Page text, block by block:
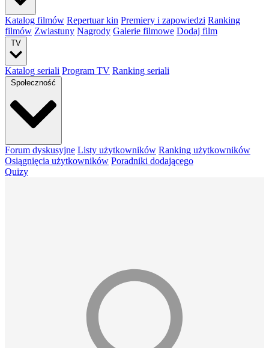
Katalog filmów Repertuar kin Premiery i zapowiedzi Ranking
filmów Zwiastuny Nagrody Galerie filmowe Dodaj film
TV
Katalog seriali Program TV Ranking seriali
Społeczność
Forum dyskusyjne Listy użytkowników Ranking użytkowników
Osiągnięcia użytkowników Poradniki dodającego
Quizy